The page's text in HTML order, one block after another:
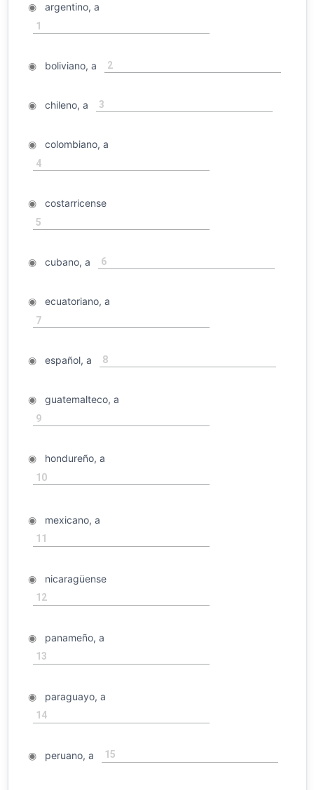
◉argentino, a
1
◉boliviano, a 2
◉chileno, a 3
◉colombiano, a
4
◉costarricense
5
◉cubano, a 6
◉ecuatoriano, a
7
◉español, a 8
◉guatemalteco, a
9
◉hondureño, a
10
◉mexicano, a
11
◉nicaragüense
12
◉panameño, a
13
◉paraguayo, a
14
◉peruano, a 15